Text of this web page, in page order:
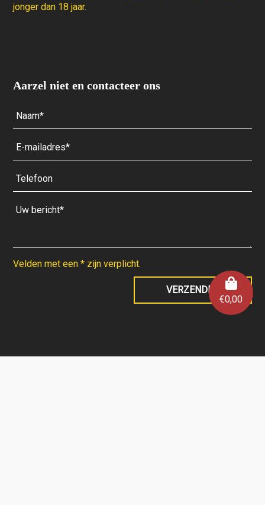
€0,00
jonger dan 18 jaar.
Aarzel niet en contacteer ons
Velden met een * zijn verplicht.